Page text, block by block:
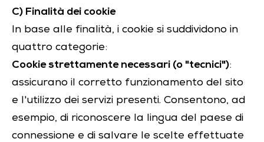
C) Finalità dei cookie
In base alle finalità, i cookie si suddividono in
quattro categorie:
Cookie strettamente necessari (o "tecnici"):
assicurano il corretto funzionamento del sito
e l'utilizzo dei servizi presenti. Consentono, ad
esempio, di riconoscere la lingua del paese di
connessione e di salvare le scelte effettuate